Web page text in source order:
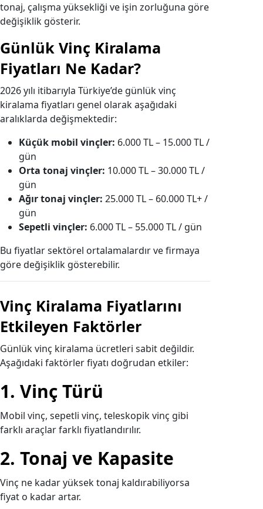
tonaj, çalışma yüksekliği ve işin zorluğuna göre
değişiklik gösterir.
Günlük Vinç Kiralama
Fiyatları Ne Kadar?
2026 yılı itibarıyla Türkiye’de günlük vinç
kiralama fiyatları genel olarak aşağıdaki
aralıklarda değişmektedir:
Küçük mobil vinçler: 6.000 TL – 15.000 TL /
gün
Orta tonaj vinçler: 10.000 TL – 30.000 TL /
gün
Ağır tonaj vinçler: 25.000 TL – 60.000 TL+ /
gün
Sepetli vinçler: 6.000 TL – 55.000 TL / gün
Bu fiyatlar sektörel ortalamalardır ve firmaya
göre değişiklik gösterebilir.
Vinç Kiralama Fiyatlarını
Etkileyen Faktörler
Günlük vinç kiralama ücretleri sabit değildir.
Aşağıdaki faktörler fiyatı doğrudan etkiler:
1. Vinç Türü
Mobil vinç, sepetli vinç, teleskopik vinç gibi
farklı araçlar farklı fiyatlandırılır.
2. Tonaj ve Kapasite
Vinç ne kadar yüksek tonaj kaldırabiliyorsa
fiyat o kadar artar.